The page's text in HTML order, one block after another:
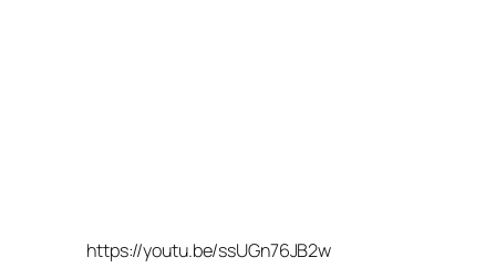
https://youtu.be/ssUGn76JB2w